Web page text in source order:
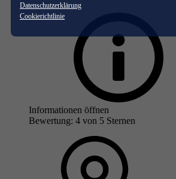
Datenschutzerklärung
Cookierichtlinie
Informationen öffnen
Bewertung: 4 von 5 Sternen